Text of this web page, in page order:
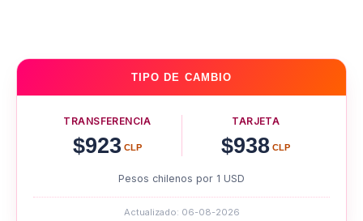
TIPO DE CAMBIO
TRANSFERENCIA
$923 CLP
TARJETA
$938 CLP
Pesos chilenos por 1 USD
Actualizado: 06-08-2026